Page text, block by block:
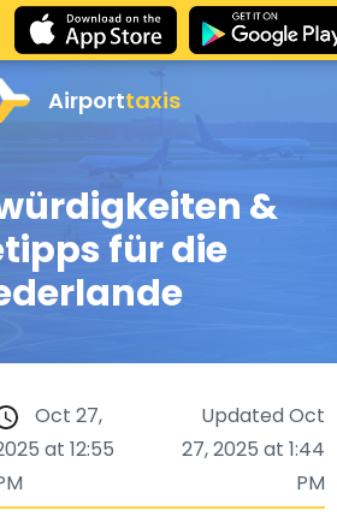
Airporttaxis
&
für die
Oct 27,
at 12:55
Updated Oct
27, 2025 at 1:44
PM